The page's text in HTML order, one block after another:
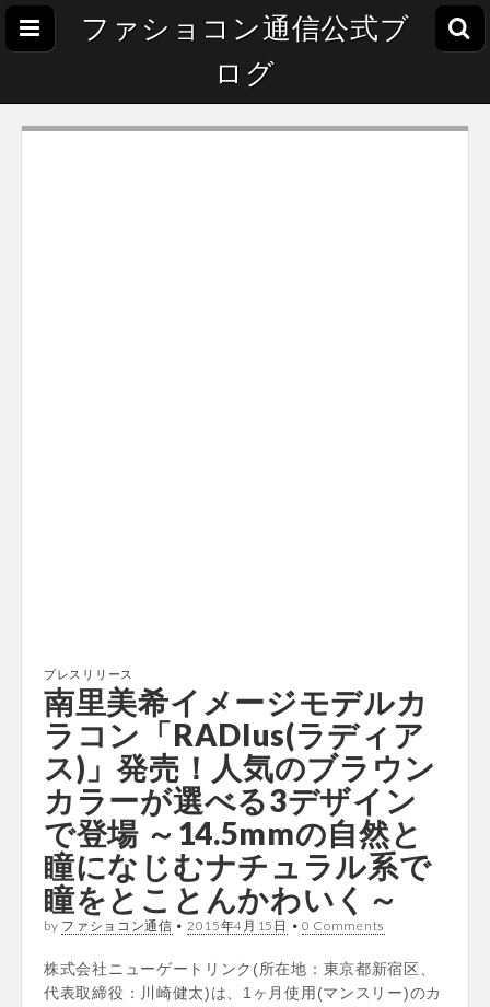
ファショコン通信公式ブ
ログ
プレスリリース
南里美希イメージモデルカ
ラコン「RADIus(ラディア
ス)」発売！人気のブラウン
カラーが選べる3デザイン
で登場 ～14.5mmの自然と
瞳になじむナチュラル系で
瞳をとことんかわいく～
by ファショコン通信 • 2015年4月15日 • 0 Comments
株式会社ニューゲートリンク(所在地：東京都新宿区、
代表取締役：川崎健太)は、1ヶ月使用(マンスリー)のカ